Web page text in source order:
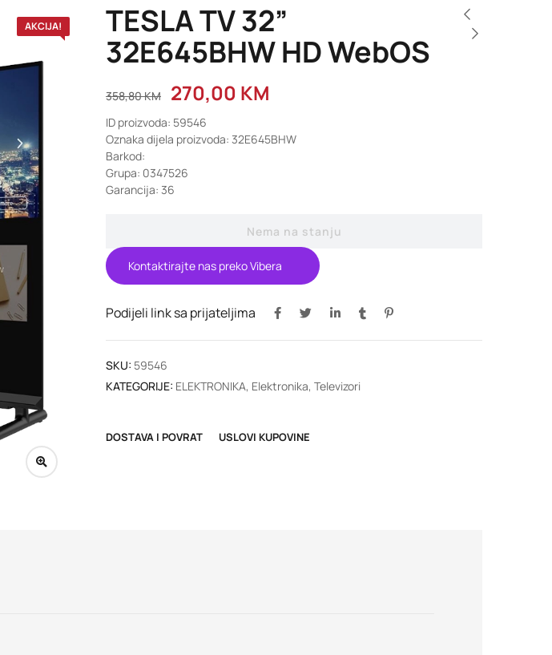
AKCIJA! TESLA TV 32”
32E645BHW HD WebOS
358,80KM 270,00 KM
ID proizvoda: 59546
Oznaka dijela proizvoda: 32E645BHW
Barkod:
Grupa: 0347526
Garancija: 36
Nema na stanju
Kontaktirajte nas preko Vibera
Podijeli link sa prijateljima
SKU: 59546
KATEGORIJE: ELEKTRONIKA, Elektronika, Televizori
DOSTAVA I POVRAT USLOVI KUPOVINE